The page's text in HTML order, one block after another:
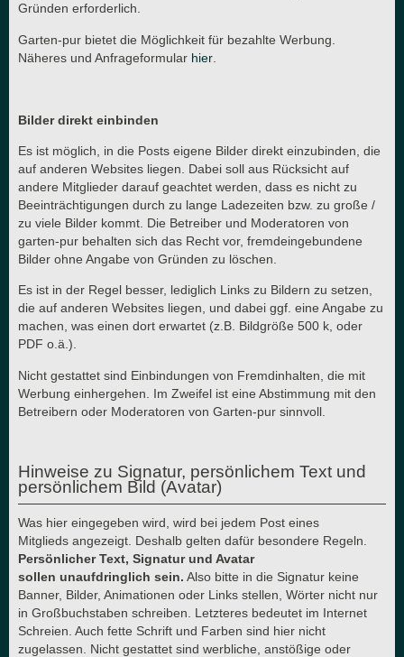
Gründen erforderlich.
Garten-pur bietet die Möglichkeit für bezahlte Werbung.
Näheres und Anfrageformular hier
Bilder direkt einbinden
Es ist möglich, in die Posts eigene Bilder direkt einzubinden, die
auf anderen Websites liegen. Dabei soll aus Rücksicht auf
andere Mitglieder darauf geachtet werden, dass es nicht zu
Beeinträchtigungen durch zu lange Ladezeiten bzw. zu große /
zu viele Bilder kommt. Die Betreiber und Moderatoren von
garten-pur behalten sich das Recht vor, fremdeingebundene
Bilder ohne Angabe von Gründen zu löschen.
Es ist in der Regel besser, lediglich Links zu Bildern zu setzen,
die auf anderen Websites liegen, und dabei ggf. eine Angabe zu
machen, was einen dort erwartet (z.B. Bildgröße 500 k, oder
PDF o.ä.).
Nicht gestattet sind Einbindungen von Fremdinhalten, die mit
Werbung einhergehen. Im Zweifel ist eine Abstimmung mit den
Betreibern oder Moderatoren von Garten-pur sinnvoll.
Hinweise zu Signatur, persönlichem Text und
persönlichem Bild (Avatar)
Was hier eingegeben wird, wird bei jedem Post eines
Mitglieds angezeigt. Deshalb gelten dafür besondere Regeln.
Persönlicher Text, Signatur und Avatar
sollen unaufdringlich sein. Also bitte in die Signatur keine
Banner, Bilder, Animationen oder Links stellen, Wörter nicht nur
in Großbuchstaben schreiben. Letzteres bedeutet im Internet
Schreien. Auch fette Schrift und Farben sind hier nicht
zugelassen. Nicht gestattet sind werbliche, anstößige oder